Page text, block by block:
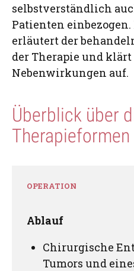
selbstverständlich
Patienten
erläutert der
der Therapie und
Nebenwirkungen auf.
Überblick über
Therapieformen
OPERATION
Ablauf
Chirurgische
Tumors und